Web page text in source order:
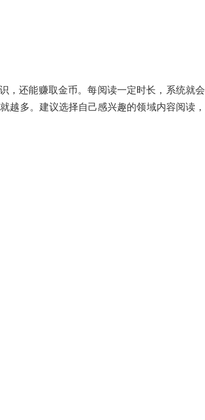
，还能赚取金币。每阅读一定时长，系统就会
越多。建议选择自己感兴趣的领域内容阅读，